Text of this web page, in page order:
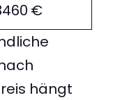
€
hängt